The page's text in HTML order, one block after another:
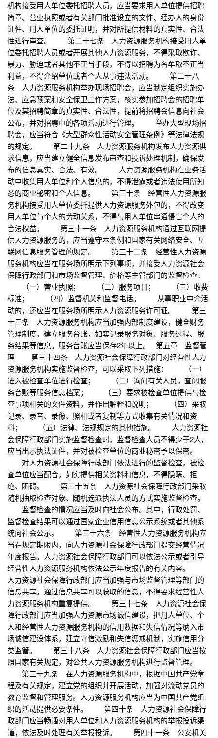
机构接受用人单位委托招聘人员，应当要求用人单位提供招聘
简章、营业执照或者有关部门批准设立的文件、经办人的身份
证件、用人单位的委托证明，并对所提供材料的真实性、合法
性进行审查。 第二十七条 人力资源服务机构接受用人单
位委托招聘人员或者开展其他人力资源服务，不得采取欺诈、
暴力、胁迫或者其他不正当手段，不得以招聘为名牟取不正当
利益，不得介绍单位或者个人从事违法活动。 第二十八
条 人力资源服务机构举办现场招聘会，应当制定组织实施办
法、应急预案和安全保卫工作方案，核实参加招聘会的招聘单
位及其招聘简章的真实性、合法性，提前将招聘会信息向社会
公布，并对招聘中的各项活动进行管理。 举办大型现场招
聘会，应当符合《大型群众性活动安全管理条例》等法律法规
的规定。 第二十九条 人力资源服务机构发布人力资源供
求信息，应当建立健全信息发布审查和投诉处理机制，确保发
布的信息真实、合法、有效。 人力资源服务机构在业务活
动中收集用人单位和个人信息的，不得泄露或者违法使用所知
悉的商业秘密和个人信息。 第三十条 经营性人力资源服
务机构接受用人单位委托提供人力资源服务外包的，不得改变
用人单位与个人的劳动关系，不得与用人单位串通侵害个人的
合法权益。 第三十一条 人力资源服务机构通过互联网提
供人力资源服务的，应当遵守本条例和国家有关网络安全、互
联网信息服务管理的规定。 第三十二条 经营性人力资源
服务机构应当在服务场所明示下列事项，并接受人力资源社会
保障行政部门和市场监督管理、价格等主管部门的监督检查：
（一）营业执照； （二）服务项目； （三）收费
标准； （四）监督机关和监督电话。 从事职业中介活
动的，还应当在服务场所明示人力资源服务许可证。 第三
十三条 人力资源服务机构应当加强内部制度建设，健全财务
管理制度，建立服务台账，如实记录服务对象、服务过程、服
务结果等信息。服务台账应当保存2年以上。 第五章 监督管
理 第三十四条 人力资源社会保障行政部门对经营性人力
资源服务机构实施监督检查，可以采取下列措施： （一）
进入被检查单位进行检查； （二）询问有关人员，查阅服
务台账等服务信息档案； （三）要求被检查单位提供与检
查事项相关的文件资料，并作出解释和说明； （四）采取
记录、录音、录像、照相或者复制等方式收集有关情况和资
料； （五）法律、法规规定的其他措施。 人力资源社
会保障行政部门实施监督检查时，监督检查人员不得少于2人，
应当出示执法证件，并对被检查单位的商业秘密予以保密。
对人力资源社会保障行政部门依法进行的监督检查，被检
查单位应当配合，如实提供相关资料和信息，不得隐瞒、拒
绝、阻碍。 第三十五条 人力资源社会保障行政部门采取
随机抽取检查对象、随机选派执法人员的方式实施监督检查。
监督检查的情况应当及时向社会公布。其中，行政处罚、
监督检查结果可以通过国家企业信用信息公示系统或者其他系
统向社会公示。 第三十六条 经营性人力资源服务机构应
当在规定期限内，向人力资源社会保障行政部门提交经营情况
年度报告。人力资源社会保障行政部门可以依法公示或者引导
经营性人力资源服务机构依法公示年度报告的有关内容。
人力资源社会保障行政部门应当加强与市场监督管理等部门的
信息共享。通过信息共享可以获取的信息，不得要求经营性人
力资源服务机构重复提供。 第三十七条 人力资源社会保
障行政部门应当加强人力资源市场诚信建设，把用人单位、个
人和经营性人力资源服务机构的信用数据和失信情况等纳入市
场诚信建设体系，建立守信激励和失信惩戒机制，实施信用分
类监管。 第三十八条 人力资源社会保障行政部门应当按
照国家有关规定，对公共人力资源服务机构进行监督管理。
第三十九条 在人力资源服务机构中，根据中国共产党章
程及有关规定，建立党的组织并开展活动，加强对流动党员的
教育监督和管理服务。人力资源服务机构应当为中国共产党组
织的活动提供必要条件。 第四十条 人力资源社会保障行
政部门应当畅通对用人单位和人力资源服务机构的举报投诉渠
道，依法及时处理有关举报投诉。 第四十一条 公安机关